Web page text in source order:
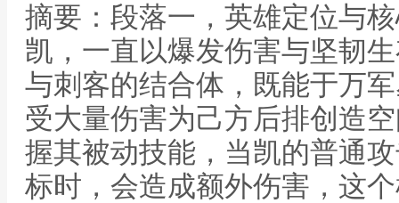
摘要：段落一，英雄定位与
凯，一直以爆发伤害与坚韧
与刺客的结合体，既能于万
受大量伤害为己方后排创造
握其被动技能，当凯的普通
标时，会造成额外伤害，这